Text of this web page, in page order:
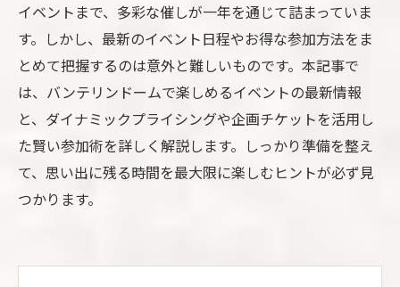
イベントまで、多彩な催しが一年を通じて詰まっていま
す。しかし、最新のイベント日程やお得な参加方法をま
とめて把握するのは意外と難しいものです。本記事で
は、バンテリンドームで楽しめるイベントの最新情報
と、ダイナミックプライシングや企画チケットを活用し
た賢い参加術を詳しく解説します。しっかり準備を整え
て、思い出に残る時間を最大限に楽しむヒントが必ず見
つかります。